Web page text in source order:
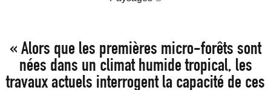
« Alors que les premières micro-forêts sont
nées dans un climat humide tropical, les
travaux actuels interrogent la capacité de ces